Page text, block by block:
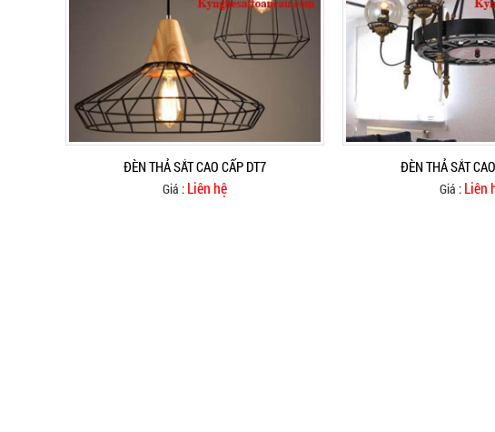
ĐÈN THẢ SẮT CAO CẤP DT7
Giá : Liên hệ
ĐÈN THẢ SẮT
Giá : Liên